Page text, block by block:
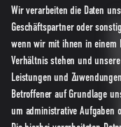
Wir verarbeiten die Daten
Geschäftspartner oder
wenn wir mit ihnen in einem
Verhältnis stehen und
Leistungen und
Betroffener auf Grundlage
um administrative Aufgaben